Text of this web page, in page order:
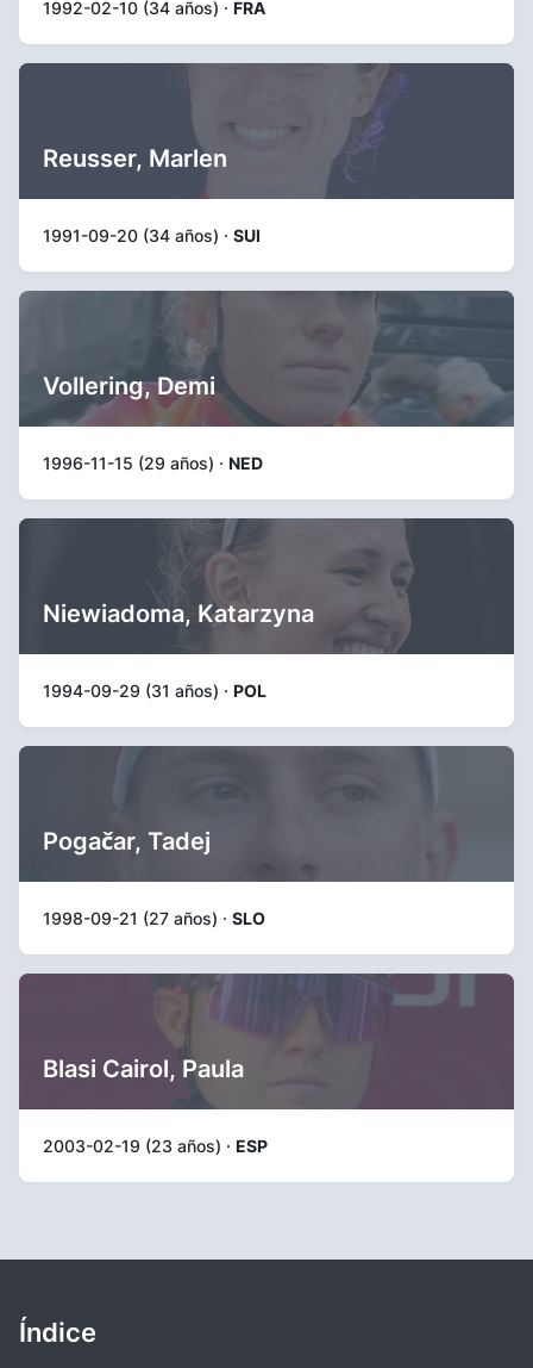
1992-02-10 (34 años) · FRA
Reusser, Marlen
1991-09-20 (34 años) · SUI
Vollering, Demi
1996-11-15 (29 años) · NED
Niewiadoma, Katarzyna
1994-09-29 (31 años) · POL
Pogačar, Tadej
1998-09-21 (27 años) · SLO
Blasi Cairol, Paula
2003-02-19 (23 años) · ESP
Índice